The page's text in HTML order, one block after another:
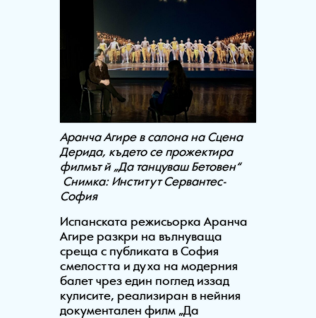
Аранча Агире в салона на Сцена
Дерида, където се прожектира
филмът й „Да танцуваш Бетовен“
Снимка: Институт Сервантес-
София
Испанската режисьорка Аранча
Агире разкри на вълнуваща
среща с публиката в София
смелостта и духа на модерния
балет чрез един поглед иззад
кулисите, реализиран в нейния
документален филм „Да